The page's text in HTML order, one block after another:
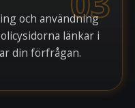
och användning
länkar i
din förfrågan.